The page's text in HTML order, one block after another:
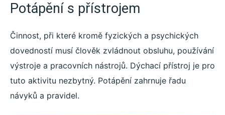
Potápění s přístrojem
Činnost, při které kromě fyzických a psychických
dovedností musí člověk zvládnout obsluhu, používání
výstroje a pracovních nástrojů. Dýchací přístroj je pro
tuto aktivitu nezbytný. Potápění zahrnuje řadu
návyků a pravidel.